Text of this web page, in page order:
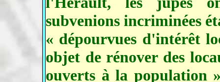
subvenions incriminées
« dépourvues d'intérêt
objet de rénover des
ouverts à la population